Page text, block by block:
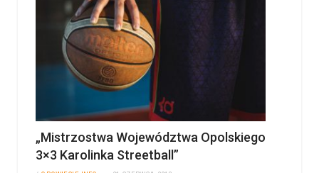
„Mistrzostwa Województwa Opolskiego
3×3 Karolinka Streetball”